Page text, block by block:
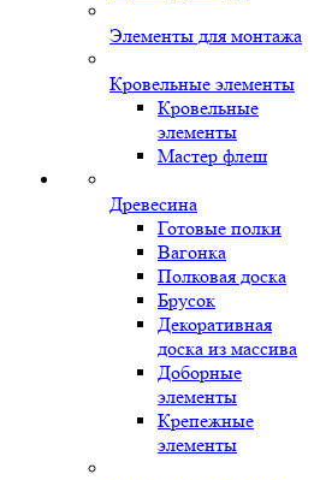
Элементы для монтажа
Кровельные элементы
Кровельные
элементы
Мастер флеш
Древесина
Готовые полки
Вагонка
Полковая доска
Брусок
Декоративная
доска из массива
Доборные
элементы
Крепежные
элементы